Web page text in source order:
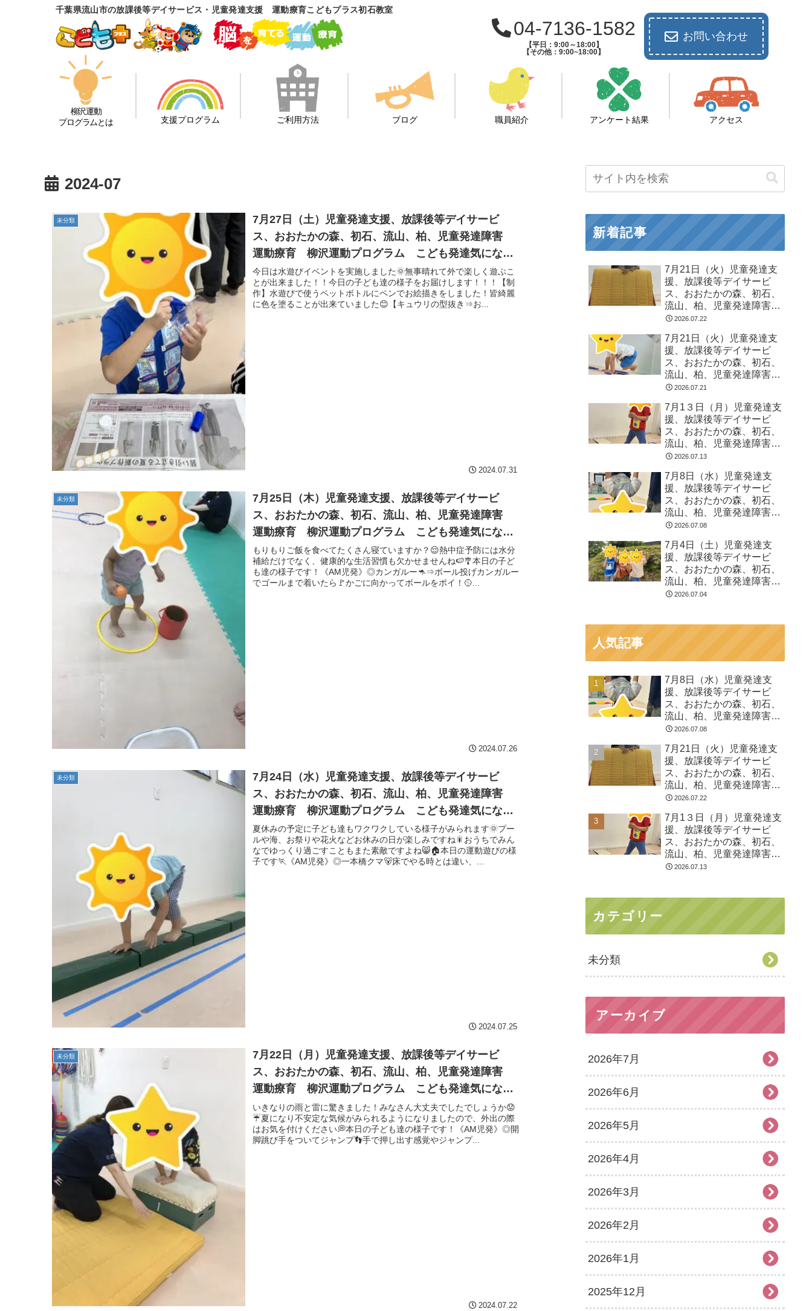
千葉県流山市の放課後等デイサービス・児童発達支援 運動療育こどもプラス初石教室
04-7136-1582
【平日：9:00～18:00】
【その他：9:00~18:00】
お問い合わせ
柳沢運動
プログラムとは
支援プログラム ご利用方法 ブログ 職員紹介 アンケート結果 アクセス
2024-07
未分類
7月27日（土）児童発達支援、放課後等デイサービ
ス、おおたかの森、初石、流山、柏、児童発達障害
運動療育 柳沢運動プログラム こども発達気にな
る 発達障害 放デイ 自閉症 ADHD アスペルガー
症候
今日は水遊びイベントを実施しました🌞無事晴れて外で楽しく遊ぶこ
とが出来ました！！今日の子ども達の様子をお届けします！！！【制
作】水遊びで使うペットボトルにペンでお絵描きをしました！皆綺麗
に色を塗ることが出来ていました😊【キュウリの型抜き⇒お...
2024.07.31
未分類
7月25日（木）児童発達支援、放課後等デイサービ
ス、おおたかの森、初石、流山、柏、児童発達障害
運動療育 柳沢運動プログラム こども発達気にな
る 発達障害 放デイ 自閉症 ADHD アスペルガー
症候
もりもりご飯を食べてたくさん寝ていますか？😌熱中症予防には水分
補給だけでなく、健康的な生活習慣も欠かせませんね🍉🎐本日の子ど
も達の様子です！《AM児発》◎カンガルー🦘⇒ボール投げカンガルー
でゴールまで着いたら🚩かごに向かってボールをポイ！🥎...
2024.07.26
未分類
7月24日（水）児童発達支援、放課後等デイサービ
ス、おおたかの森、初石、流山、柏、児童発達障害
運動療育 柳沢運動プログラム こども発達気にな
る 発達障害 放デイ 自閉症 ADHD アスペルガー
症候
夏休みの予定に子ども達もワクワクしている様子がみられます🌞プー
ルや海、お祭りや花火などお休みの日が楽しみですね🎇おうちでみん
なでゆっくり過ごすこともまた素敵ですよね😸🏠本日の運動遊びの様
子です🏃《AM児発》◎一本橋クマ🐻床でやる時とは違い、...
2024.07.25
未分類
7月22日（月）児童発達支援、放課後等デイサービ
ス、おおたかの森、初石、流山、柏、児童発達障害
運動療育 柳沢運動プログラム こども発達気にな
る 発達障害 放デイ 自閉症 ADHD アスペルガー
症候
いきなりの雨と雷に驚きました！みなさん大丈夫でしたでしょうか😟
☔夏になり不安定な気候がみられるようになりましたので、外出の際
はお気を付けください💭本日の子ども達の様子です！《AM児発》◎開
脚跳び手をついてジャンプ👣手で押し出す感覚やジャンプ...
2024.07.22
新着記事
7月21日（火）児童発達支
援、放課後等デイサービ
ス、おおたかの森、初石、
流山、柏、児童発達障害
運動療育 柳沢運動プログ
る 発達障害 放デイ 自
閉症 ADHD アスペルガ
ー症候
2026.07.22
7月21日（火）児童発達支
援、放課後等デイサービ
ス、おおたかの森、初石、
流山、柏、児童発達障害
運動療育 柳沢運動プログ
る 発達障害 放デイ 自
閉症 ADHD アスペルガ
ー症候
2026.07.21
7月1３日（月）児童発達支
援、放課後等デイサービ
ス、おおたかの森、初石、
流山、柏、児童発達障害
運動療育 柳沢運動プログ
る 発達障害 放デイ 自
閉症 ADHD アスペルガ
ー症候
2026.07.13
7月8日（水）児童発達支
援、放課後等デイサービ
ス、おおたかの森、初石、
流山、柏、児童発達障害
運動療育 柳沢運動プログ
る 発達障害 放デイ 自
閉症 ADHD アスペルガ
ー症候
2026.07.08
7月4日（土）児童発達支
援、放課後等デイサービ
ス、おおたかの森、初石、
流山、柏、児童発達障害
運動療育 柳沢運動プログ
2026.07.04
人気記事
7月8日（水）児童発達支
援、放課後等デイサービ
ス、おおたかの森、初石、
流山、柏、児童発達障害
運動療育 柳沢運動プログ
る 発達障害 放デイ 自
閉症 ADHD アスペルガ
ー症候
2026.07.08
7月21日（火）児童発達支
援、放課後等デイサービ
ス、おおたかの森、初石、
流山、柏、児童発達障害
運動療育 柳沢運動プログ
る 発達障害 放デイ 自
閉症 ADHD アスペルガ
ー症候
2026.07.22
7月1３日（月）児童発達支
援、放課後等デイサービ
ス、おおたかの森、初石、
流山、柏、児童発達障害
運動療育 柳沢運動プログ
2026.07.13
カテゴリー
未分類
アーカイブ
2026年7月
2026年6月
2026年5月
2026年4月
2026年3月
2026年2月
2026年1月
2025年12月